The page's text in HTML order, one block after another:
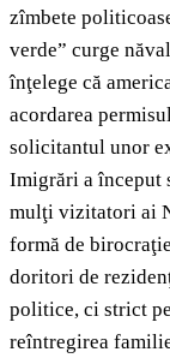
zîmbete
verde” curge
înţelege că
acordarea
solicitantul unor
Imigrări a început
mulţi vizitatori ai
formă de
doritori de
politice, ci strict
reîntregirea